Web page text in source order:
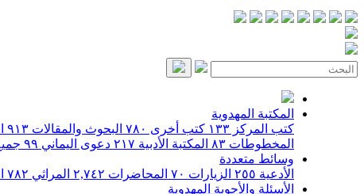
المكتبة المهدوية
كتب المركز ١٣٣ كتب أخرى ٧٨٠ البحوث والمقالات ٩١٣
المخطوطات ٨٣ المكتبة الأدبية ٢١٧ دعوى اليماني ٩٩
وسائط متعددة
الأدعية ٢٥٥ الزيارات ٧٠ المحاضرات ٢,٧٤٢ المراثي ٧٨٢
الأسئلة والأجوبة المهدوية